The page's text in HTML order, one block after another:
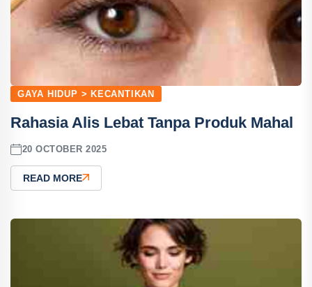
GAYA HIDUP > KECANTIKAN
Rahasia Alis Lebat Tanpa Produk Mahal
20 OCTOBER 2025
READ MORE